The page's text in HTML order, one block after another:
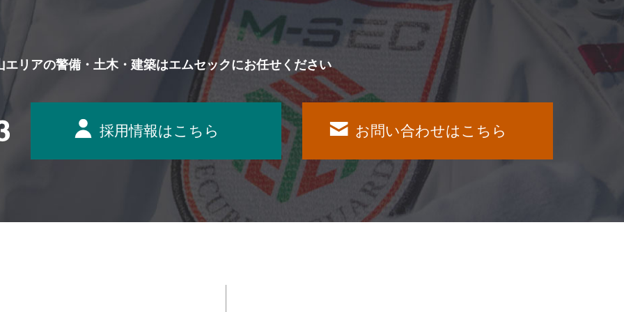
エリアの警備・土木・建築はエムセックにお任せください
採用情報はこちら お問い合わせはこちら